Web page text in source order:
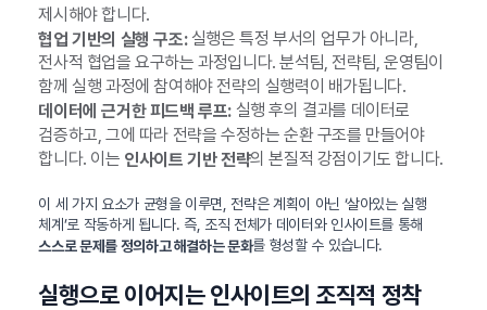
제시해야 합니다.
협업 기반의 실행 구조:실행은 특정 부서의 업무가 아니라,
전사적 협업을 요구하는 과정입니다. 분석팀, 전략팀, 운영팀이
함께 실행 과정에 참여해야 전략의 실행력이 배가됩니다.
데이터에 근거한 피드백 루프:실행 후의 결과를 데이터로
검증하고, 그에 따라 전략을 수정하는 순환 구조를 만들어야
합니다. 이는 인사이트 기반 전략의 본질적 강점이기도 합니다.
이 세 가지 요소가 균형을 이루면, 전략은 계획이 아닌 ‘살아있는 실행
체계’로 작동하게 됩니다. 즉, 조직 전체가 데이터와 인사이트를 통해
스스로 문제를 정의하고 해결하는 문화를 형성할 수 있습니다.
실행으로 이어지는 인사이트의 조직적 정착